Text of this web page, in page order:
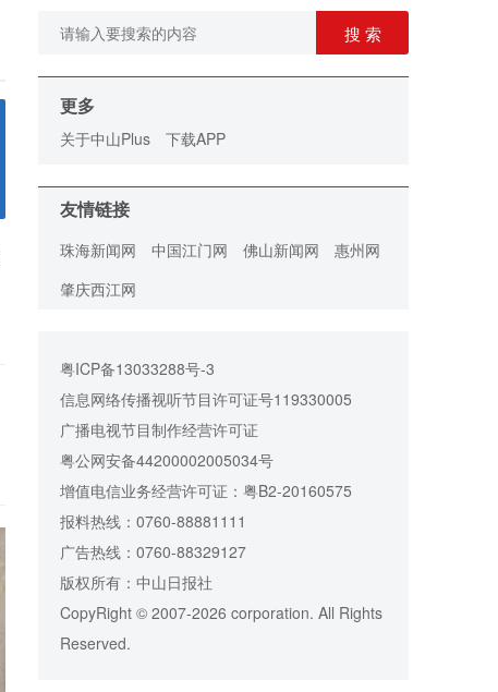
搜 索
更多
关于中山Plus 下载APP
友情链接
珠海新闻网 中国江门网 佛山新闻网
惠州网
肇庆西江网
粤ICP备13033288号-3
信息网络传播视听节目许可证号119330005
广播电视节目制作经营许可证
粤公网安备44200002005034号
增值电信业务经营许可证：粤B2-20160575
报料热线：0760-88881111
广告热线：0760-88329127
版权所有：中山日报社
CopyRight © 2007-2026 corporation. All Rights
Reserved.